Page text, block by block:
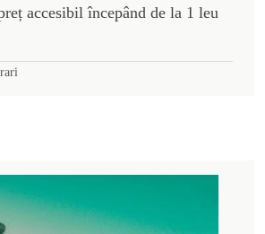
accesibil începând de la 1 leu